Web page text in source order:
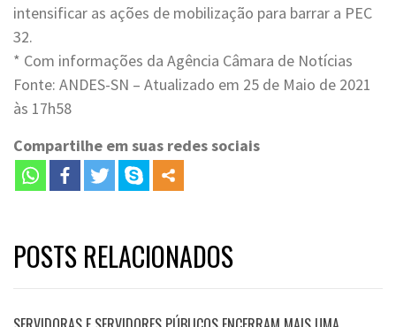
intensificar as ações de mobilização para barrar a PEC
32.
* Com informações da Agência Câmara de Notícias
Fonte: ANDES-SN – Atualizado em 25 de Maio de 2021
às 17h58
Compartilhe em suas redes sociais
POSTS RELACIONADOS